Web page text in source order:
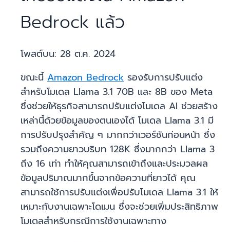
Bedrock แล้ว
โพสต์บน: 28 ต.ค. 2024
ขณะนี้ Amazon Bedrock รองรับการปรับแต่ง
สำหรับโมเดล Llama 3.1 70B และ 8B ของ Meta
ซึ่งช่วยให้ธุรกิจสามารถปรับแต่งโมเดล AI ช่วยสร้าง
เหล่านี้ด้วยข้อมูลของตนเองได้ โมเดล Llama 3.1 มี
การปรับปรุงสำคัญ ๆ มากกว่าเวอร์ชันก่อนหน้า ซึ่ง
รวมถึงความยาวบริบท 128K ซึ่งมากกว่า Llama 3
ถึง 16 เท่า ทำให้คุณสามารถเข้าถึงและประมวลผล
ข้อมูลปริมาณมากขึ้นจากข้อความที่ยาวได้ คุณ
สามารถใช้การปรับแต่งเพื่อปรับโมเดล Llama 3.1 ให้
เหมาะกับงานเฉพาะโดเมน ซึ่งจะช่วยเพิ่มประสิทธิภาพ
โมเดลสำหรับกรณีการใช้งานเฉพาะทาง